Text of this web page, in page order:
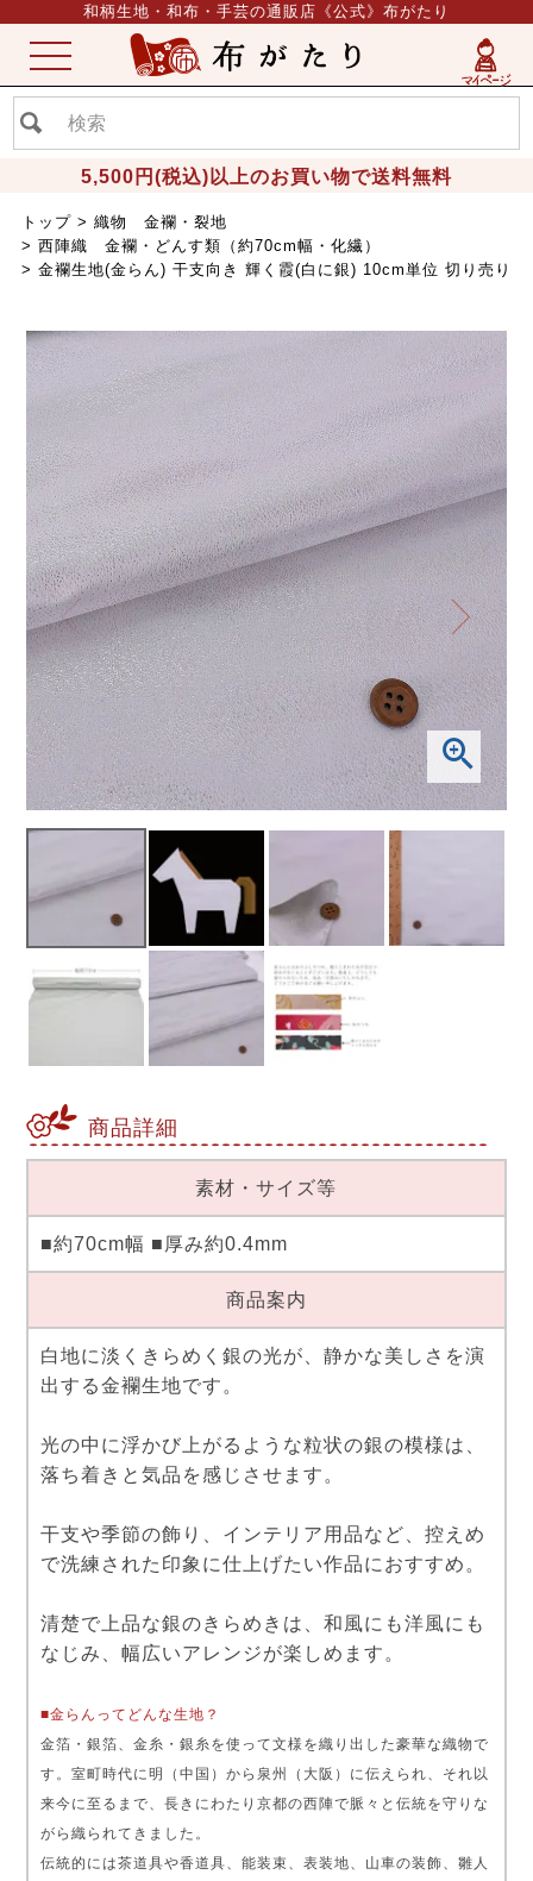
和柄生地・和布・手芸の通販店《公式》布がたり
5,500円(税込)以上のお買い物で送料無料
ME
NU
トップ
織物 金襴・裂地
西陣織 金襴・どんす類（約70cm幅・化繊）
金襴生地(金らん) 干支向き 輝く霞(白に銀) 10cm単位 切り売り
商品詳細
素材・サイズ等
■約70cm幅 ■厚み約0.4mm
商品案内
白地に淡くきらめく銀の光が、静かな美しさを演
出する金襴生地です。
光の中に浮かび上がるような粒状の銀の模様は、
落ち着きと気品を感じさせます。
干支や季節の飾り、インテリア用品など、控えめ
で洗練された印象に仕上げたい作品におすすめ。
清楚で上品な銀のきらめきは、和風にも洋風にも
なじみ、幅広いアレンジが楽しめます。
■金らんってどんな生地？
金箔・銀箔、金糸・銀糸を使って文様を織り出した豪華な織物で
す。室町時代に明（中国）から泉州（大阪）に伝えられ、それ以
来今に至るまで、長きにわたり京都の西陣で脈々と伝統を守りな
がら織られてきました。
伝統的には茶道具や香道具、能装束、表装地、山車の装飾、雛人